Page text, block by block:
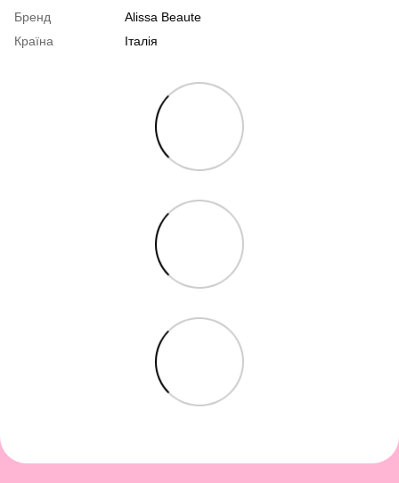
Бренд
Alissa Beaute
Країна
Італія